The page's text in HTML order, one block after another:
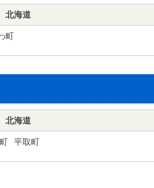
北海道
町
北海道
平取町